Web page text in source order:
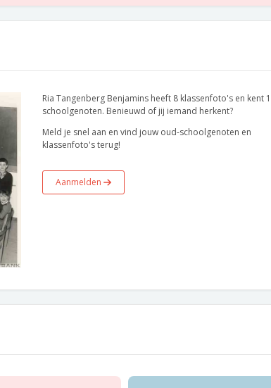
Ria Tangenberg Benjamins heeft 8 klassenfoto's en kent
schoolgenoten. Benieuwd of jij iemand herkent?
Meld je snel aan en vind jouw oud-schoolgenoten en
klassenfoto's terug!
Aanmelden